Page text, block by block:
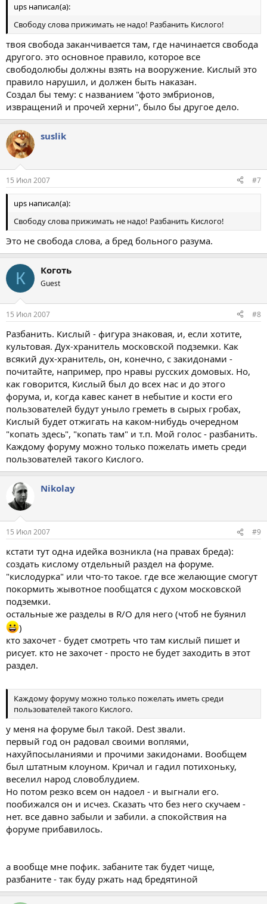
ups написал(а):
Свободу слова прижимать не надо! Разбанить Кислого!
твоя свобода заканчивается там, где начинается свобода
другого. это основное правило, которое все
свободолюбы должны взять на вооружение. Кислый это
правило нарушил, и должен быть наказан.
Создал бы тему: с названием "фото эмбрионов,
извращений и прочей херни", было бы другое дело.
suslik
15 Июл 2007 #7
ups написал(а):
Свободу слова прижимать не надо! Разбанить Кислого!
Это не свобода слова, а бред больного разума.
К Коготь
Guest
15 Июл 2007 #8
Разбанить. Кислый - фигура знаковая, и, если хотите,
культовая. Дух-хранитель московской подземки. Как
всякий дух-хранитель, он, конечно, с закидонами -
почитайте, например, про нравы русских домовых. Но,
как говорится, Кислый был до всех нас и до этого
форума, и, когда кавес канет в небытие и кости его
пользователей будут уныло греметь в сырых гробах,
Кислый будет отжигать на каком-нибудь очередном
"копать здесь", "копать там" и т.п. Мой голос - разбанить.
Каждому форуму можно только пожелать иметь среди
пользователей такого Кислого.
Nikolay
15 Июл 2007 #9
кстати тут одна идейка возникла (на правах бреда):
создать кислому отдельный раздел на форуме.
"кислодурка" или что-то такое. где все желающие смогут
покормить жывотное пообщатся с духом московской
подземки.
остальные же разделы в R/O для него (чтоб не буянил
)
кто захочет - будет смотреть что там кислый пишет и
рисует. кто не захочет - просто не будет заходить в этот
раздел.
Каждому форуму можно только пожелать иметь среди
пользователей такого Кислого.
у меня на форуме был такой. Dest звали.
первый год он радовал своими воплями,
нахуйпосыланиями и прочими закидонами. Вообщем
был штатным клоуном. Кричал и гадил потихоньку,
веселил народ словоблудием.
Но потом резко всем он надоел - и выгнали его.
пообижался он и исчез. Сказать что без него скучаем -
нет. все давно забыли и забили. а спокойствия на
форуме прибавилось.
а вообще мне пофик. забаните так будет чище,
разбаните - так буду ржать над бредятиной